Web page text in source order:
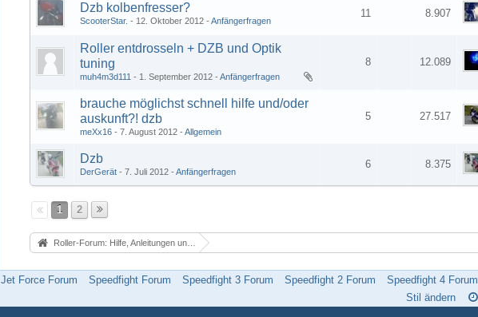
Dzb kolbenfresser?
ScooterStar. 12. Oktober 2012 Anfängerfragen
11 8.907
Roller entdrosseln + DZB und Optik
tuning
muh4m3d111 1. September 2012 Anfängerfragen
8 12.089
brauche möglichst schnell hilfe und/oder
auskunft?! dzb
meXx16 7. August 2012 Allgemein
5 27.517
Dzb
DerGerät 7. Juli 2012 Anfängerfragen
6 8.375
1 2
Roller-Forum: Hilfe, Anleitungen und alles über Motorroller
Jet Force Forum Speedfight Forum Speedfight 3 Forum Speedfight 2 Forum Speedfight 4 Forum
Stil ändern